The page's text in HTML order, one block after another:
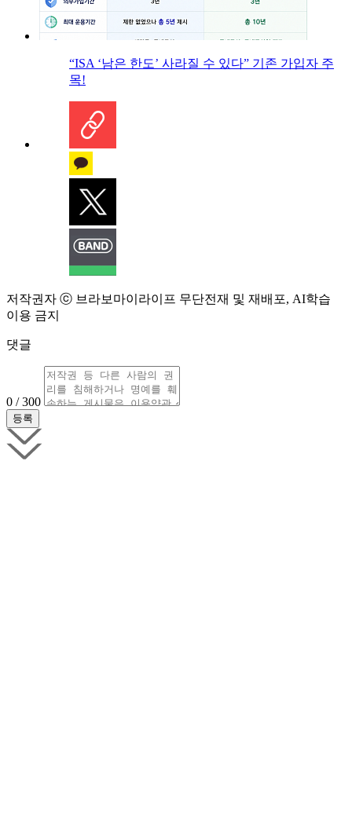
“ISA ‘남은 한도’ 사라질 수 있다” 기존 가입자 주
목!
저작권자 ⓒ 브라보마이라이프 무단전재 및 재배포, AI학습
이용 금지
댓글
0 / 300